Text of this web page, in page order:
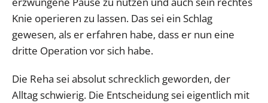
Knie operieren zu lassen. Das sei ein Schlag
gewesen, als er erfahren habe, dass er nun eine
dritte Operation vor sich habe.
Die Reha sei absolut schrecklich geworden, der
Alltag schwierig. Die Entscheidung sei eigentlich mit